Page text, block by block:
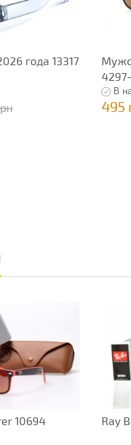
года 13317
В
495
10694 Ray